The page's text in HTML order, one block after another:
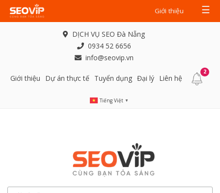
Giới thiệu ☰
DỊCH VỤ SEO Đà Nẵng
0934 52 6656
info@seovip.vn
Giới thiệu Dự án thực tế Tuyển dụng Đại lý Liên hệ
2
Tiếng Việt ▼